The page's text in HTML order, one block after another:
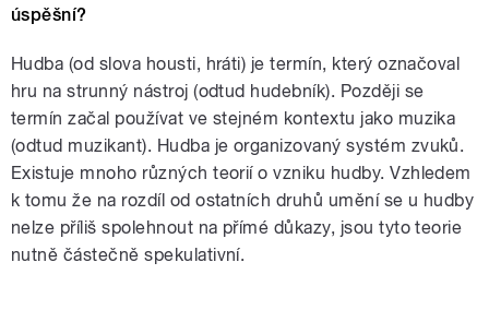
úspěšní?
Hudba (od slova housti, hráti) je termín, který označoval
hru na strunný nástroj (odtud hudebník). Později se
termín začal používat ve stejném kontextu jako muzika
(odtud muzikant). Hudba je organizovaný systém zvuků.
Existuje mnoho různých teorií o vzniku hudby. Vzhledem
k tomu že na rozdíl od ostatních druhů umění se u hudby
nelze příliš spolehnout na přímé důkazy, jsou tyto teorie
nutně částečně spekulativní.